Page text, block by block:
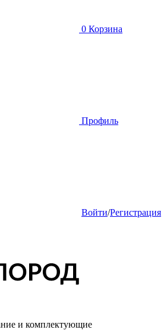
0 Корзина
Профиль
Войти/Регистрация
и комплектующие